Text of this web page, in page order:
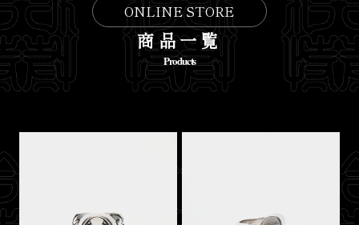
ONLINE STORE
商品一覧
Products